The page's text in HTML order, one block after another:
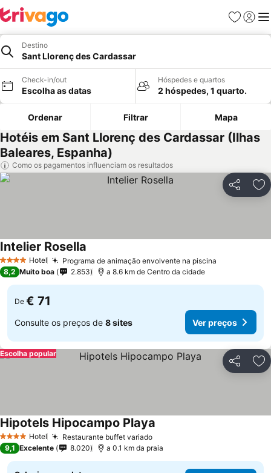
Favoritos
Iniciar
Destino
Sant Llorenç des Cardassar
Check-in/out
Escolha as datas
Hóspedes e quartos
2 hóspedes, 1 quarto.
Ordenar Filtrar Mapa
Hotéis em Sant Llorenç des Cardassar (Ilhas
Baleares, Espanha)
Como os pagamentos influenciam os resultados
Partilhar
4 EstrelasHotel Programa de animação envolvente na piscina
Intelier Rosella
8,2 Muito boa 2.853 a 8.6 km de Centro da cidade
De € 71
Consulte os preços de 8 sites Ver preços
Partilhar
Escolha popular
4 EstrelasHotel Restaurante buffet variado
Hipotels Hipocampo Playa
9,1 Excelente 8.020 a 0.1 km da praia